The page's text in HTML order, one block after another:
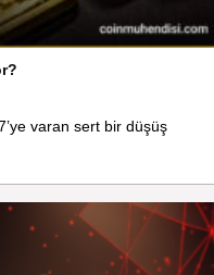
varan sert bir düşüş